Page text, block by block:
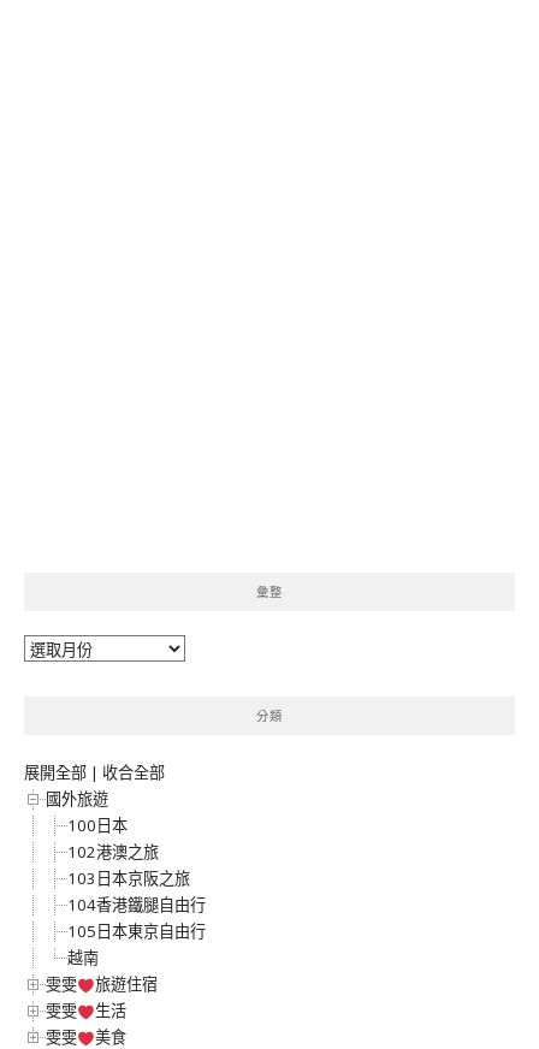
彙整
彙
分類
展開全部 | 收合全部
國外旅遊
100日本
102港澳之旅
103日本京阪之旅
104香港鐵腿自由行
105日本東京自由行
越南
雯雯
旅遊住宿
雯雯
生活
雯雯
美食